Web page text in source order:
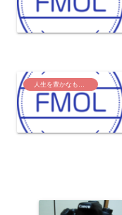
人生を豊かなものに